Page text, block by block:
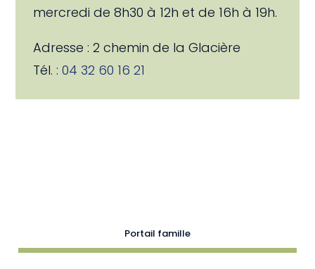
mercredi de 8h30 à 12h et de 16h à 19h.
Adresse : 2 chemin de la Glacière
Tél. :04 32 60 16 21
Portail famille